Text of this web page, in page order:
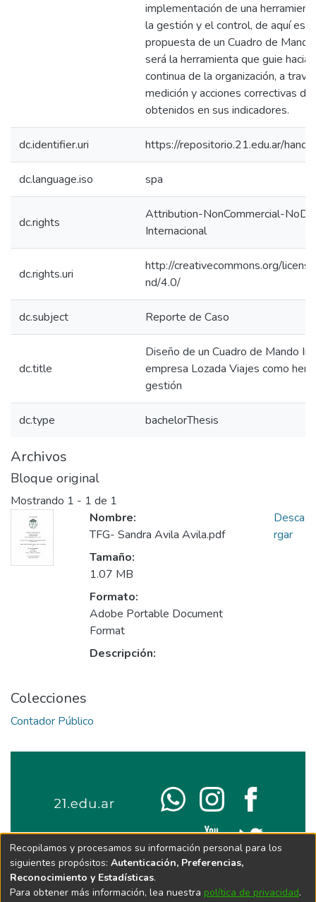
implementación de una
la gestión y el control, de aquí es
propuesta de un Cuadro de
será la herramienta que guie hacia
continua de la organización, a
medición y acciones correctivas
obtenidos en sus indicadores.
dc.identifier.uri https://repositorio.21.edu.ar/
dc.language.iso spa
dc.rights
Attribution-NonCommercial-
Internacional
dc.rights.uri
http://creativecommons.org/
nd/4.0/
dc.subject Reporte de Caso
dc.title
Diseño de un Cuadro de Mando
empresa Lozada Viajes como
gestión
dc.type bachelorThesis
Archivos
Bloque original
Mostrando 1 - 1 de 1
Nombre:
TFG- Sandra Avila Avila.pdf
Tamaño:
1.07 MB
Formato:
Adobe Portable Document
Format
Descripción:
Desca
rgar
Colecciones
Contador Público
Recopilamos y procesamos su información personal para los
siguientes propósitos: Autenticación, Preferencias,
Reconocimiento y Estadísticas.
Para obtener más información, lea nuestra política de privacidad.